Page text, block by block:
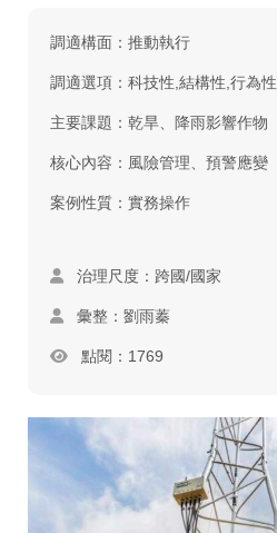
調適構面：推動執行
調適選項：科技性,結構性,行為性
主要課題：乾旱、降雨影響作物
核心內容：風險管理、預警應變
案例性質：實務操作
治理尺度：跨國/國家
彙整：劉雨蓁
點閱：1769